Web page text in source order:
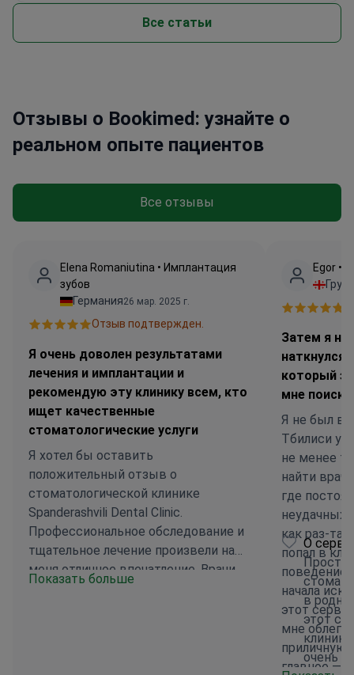
Все статьи
Отзывы о Bookimed: узнайте о
реальном опыте пациентов
Все отзывы
Elena Romaniutina • Имплантация
зубов
Германия26 мар. 2025 г.
Отзыв подтвержден.
Я очень доволен результатами
лечения и имплантации и
рекомендую эту клинику всем, кто
ищет качественные
стоматологические услуги
Я хотел бы оставить
положительный отзыв о
стоматологической клинике
Spanderashvili Dental Clinic.
Профессиональное обследование и
тщательное лечение произвели на
меня отличное впечатление. Врачи
Показать больше
Egor •
Затем я
наткнулся
который
мне поиск
Я не был в
Тбилиси
не менее
найти
где
неудачных
как раз-
попал в
начала
этот
мне
приличную
главное —
О
Просто
в
этот
клиник
очень